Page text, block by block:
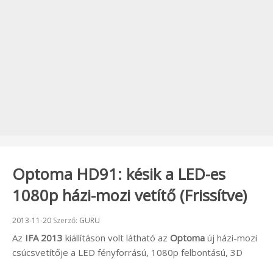
Optoma HD91: késik a LED-es
1080p házi-mozi vetítő (Frissítve)
Beküldve:
2013-11-20 Szerző: GURU
Az IFA 2013 kiállításon volt látható az Optoma új házi-mozi
csúcsvetítője a LED fényforrású, 1080p felbontású, 3D